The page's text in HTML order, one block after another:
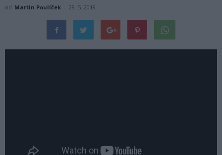
od Martin Poulíček - 29. 5. 2019